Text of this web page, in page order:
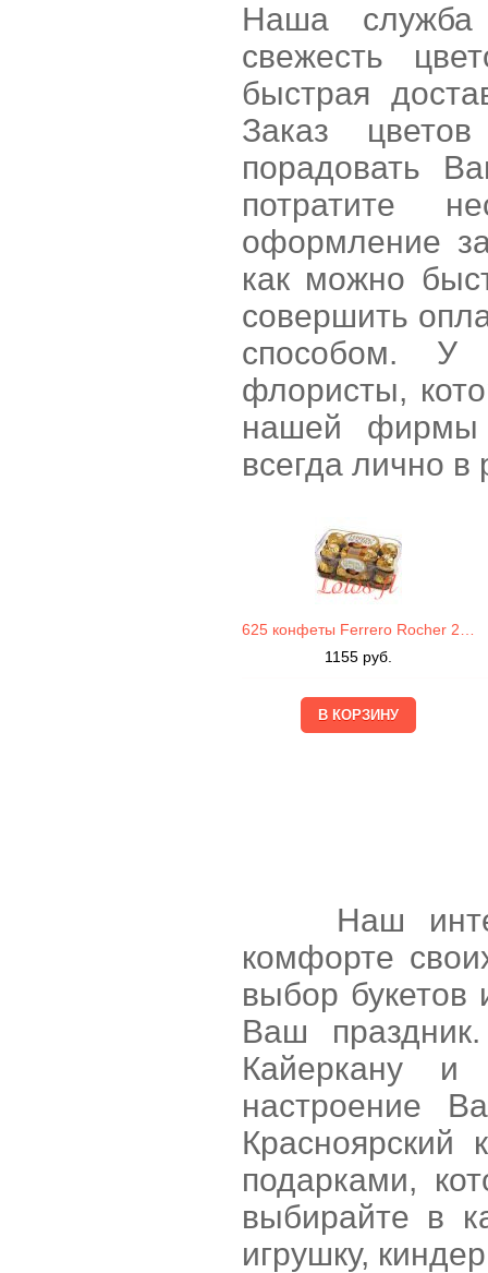
Наша служба
свежесть
быстрая
Заказ
порадовать
потратите
оформление
как можно
совершить
способом. У
флористы,
нашей фирмы
всегда лично в
1155 руб.
Наш
комфорте
выбор букетов
Ваш
Кайеркану и
настроение
подарками,
выбирайте в
игрушку,